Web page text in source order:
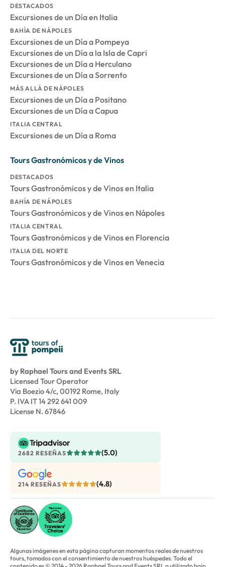
DESTACADOS
Excursiones de un Día en Italia
BAHÍA DE NÁPOLES
Excursiones de un Día a Pompeya
Excursiones de un Día a la Isla de Capri
Excursiones de un Día a Herculano
Excursiones de un Día a Sorrento
MÁS ALLÁ DE NÁPOLES
Excursiones de un Día a Positano
Excursiones de un Día a Capua
ITALIA CENTRAL
Excursiones de un Día a Roma
Tours Gastronómicos y de Vinos
DESTACADOS
Tours Gastronómicos y de Vinos en Italia
BAHÍA DE NÁPOLES
Tours Gastronómicos y de Vinos en Nápoles
ITALIA CENTRAL
Tours Gastronómicos y de Vinos en Florencia
ITALIA DEL NORTE
Tours Gastronómicos y de Vinos en Venecia
by Raphael Tours and Events SRL
Licensed Tour Operator
Via Boezio 4/c, 00192 Rome, Italy
P. IVA IT 14 292 641 009
License N. 67846
2682 RESEÑAS (5.0)
214 RESEÑAS (4.8)
Algunas imágenes en esta página capturan momentos reales de nuestros
tours, tomados con el consentimiento de nuestros huéspedes. Todo el